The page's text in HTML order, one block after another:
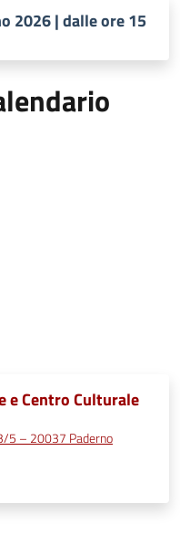
2026 | dalle ore 15
e Centro Culturale
5 – 20037 Paderno